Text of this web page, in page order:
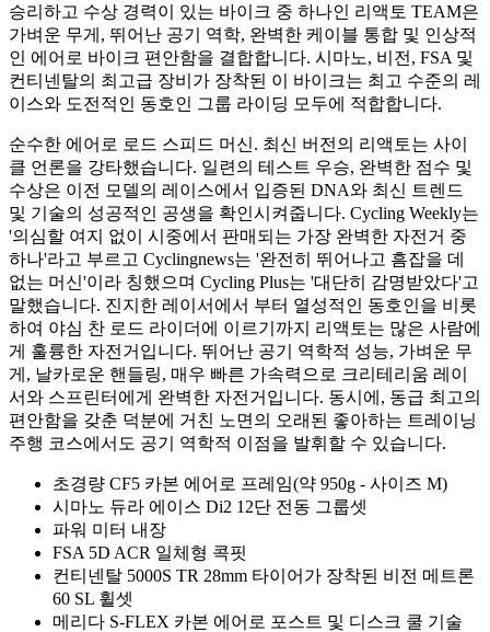
승리하고 수상 경력이 있는 바이크 중 하나인 리액토 TEAM은
가벼운 무게, 뛰어난 공기 역학, 완벽한 케이블 통합 및 인상적
인 에어로 바이크 편안함을 결합합니다. 시마노, 비전, FSA 및
컨티넨탈의 최고급 장비가 장착된 이 바이크는 최고 수준의 레
이스와 도전적인 동호인 그룹 라이딩 모두에 적합합니다.
순수한 에어로 로드 스피드 머신. 최신 버전의 리액토는 사이
클 언론을 강타했습니다. 일련의 테스트 우승, 완벽한 점수 및
수상은 이전 모델의 레이스에서 입증된 DNA와 최신 트렌드
및 기술의 성공적인 공생을 확인시켜줍니다. Cycling Weekly는
'의심할 여지 없이 시중에서 판매되는 가장 완벽한 자전거 중
하나'라고 부르고 Cyclingnews는 '완전히 뛰어나고 흠잡을 데
없는 머신'이라 칭했으며 Cycling Plus는 '대단히 감명받았다'고
말했습니다. 진지한 레이서에서 부터 열성적인 동호인을 비롯
하여 야심 찬 로드 라이더에 이르기까지 리액토는 많은 사람에
게 훌륭한 자전거입니다. 뛰어난 공기 역학적 성능, 가벼운 무
게, 날카로운 핸들링, 매우 빠른 가속력으로 크리테리움 레이
서와 스프린터에게 완벽한 자전거입니다. 동시에, 동급 최고의
편안함을 갖춘 덕분에 거친 노면의 오래된 좋아하는 트레이닝
주행 코스에서도 공기 역학적 이점을 발휘할 수 있습니다.
초경량 CF5 카본 에어로 프레임(약 950g - 사이즈 M)
시마노 듀라 에이스 Di2 12단 전동 그룹셋
파워 미터 내장
FSA 5D ACR 일체형 콕핏
컨티넨탈 5000S TR 28mm 타이어가 장착된 비전 메트론
60 SL 휠셋
메리다 S-FLEX 카본 에어로 포스트 및 디스크 쿨 기술